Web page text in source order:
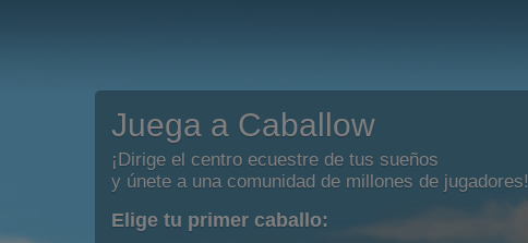
Juega a Caballow
¡Dirige el centro ecuestre de tus sueños
y únete a una comunidad de millones de jugadores!
Elige tu primer caballo: